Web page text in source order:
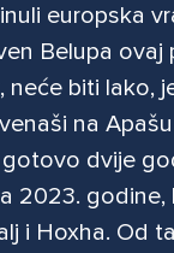
europska
Belupa ovaj
neće biti lako,
na
dvije
2023. godine,
i Hoxha. Od